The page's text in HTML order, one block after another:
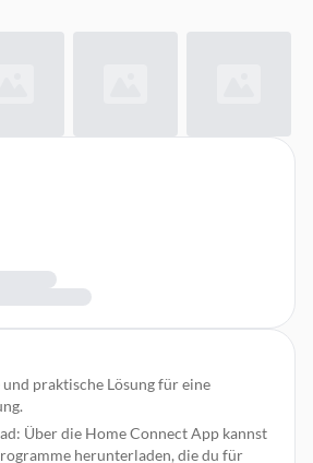
praktische Lösung für eine
Über die Home Connect App kannst
herunterladen, die du für